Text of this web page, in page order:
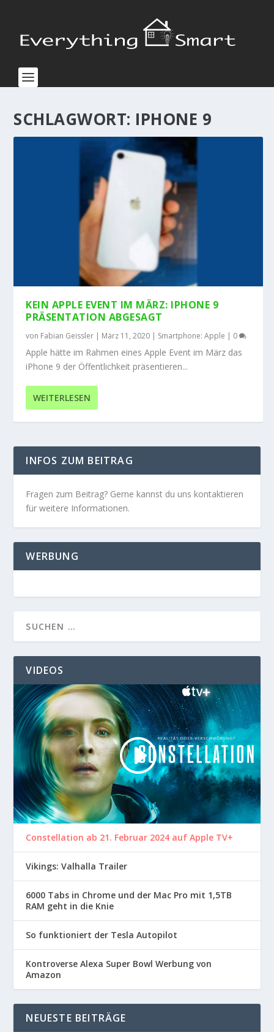
SCHLAGWORT: IPHONE 9
KEIN APPLE EVENT IM MÄRZ: IPHONE 9
PRÄSENTATION ABGESAGT
von Fabian Geissler | März 11, 2020 | Smartphone: Apple | 0
Apple hätte im Rahmen eines Apple Event im März das
iPhone 9 der Öffentlichkeit präsentieren...
WEITERLESEN
INFOS ZUM BEITRAG
Fragen zum Beitrag? Gerne kannst du uns kontaktieren
für weitere Informationen.
WERBUNG
VIDEOS
Constellation ab 21. Februar 2024 auf Apple TV+
Vikings: Valhalla Trailer
6000 Tabs in Chrome und der Mac Pro mit 1,5TB
RAM geht in die Knie
So funktioniert der Tesla Autopilot
Kontroverse Alexa Super Bowl Werbung von
Amazon
NEUESTE BEITRÄGE